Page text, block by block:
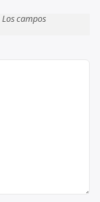
Los campos